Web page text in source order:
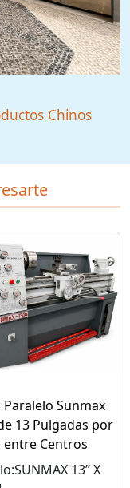
Chinos
Sunmax
13 Pulgadas por
entre Centros
13’’ X